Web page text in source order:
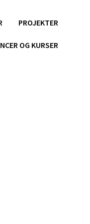
PROJEKTER
OG KURSER